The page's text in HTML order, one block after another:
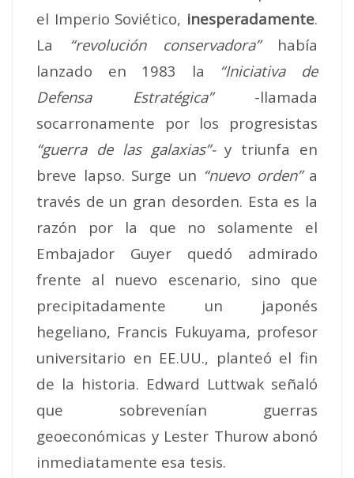
el Imperio Soviético, inesperadamente.
La “revolución conservadora”había
lanzado en 1983 la “Iniciativa de
Defensa Estratégica”-llamada
socarronamente por los progresistas
“guerra de las galaxias”-y triunfa en
breve lapso. Surge un “nuevo orden”a
través de un gran desorden. Esta es la
razón por la que no solamente el
Embajador Guyer quedó admirado
frente al nuevo escenario, sino que
precipitadamente un japonés
hegeliano, Francis Fukuyama, profesor
universitario en EE.UU., planteó el fin
de la historia. Edward Luttwak señaló
que sobrevenían guerras
geoeconómicas y Lester Thurow abonó
inmediatamente esa tesis.